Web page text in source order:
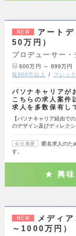
NEW
アート
50万円）
プロデューサー・
600万円 ～ 899万円
収600万以上
フレッ
パソナキャリアが
こちらの求人案件
求人を多数保有し
【パソナキャリア経由で
のデザイン及びディレク
会社概要
匿名求人のた
す。
興味
NEW
メディ
～1000万円）